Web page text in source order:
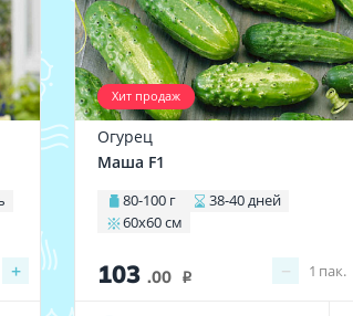
+
Хит продаж
Огурец
Маша F1
80-100 г
38-40 дней
60х60 см
103 .00 i − 1 пак.